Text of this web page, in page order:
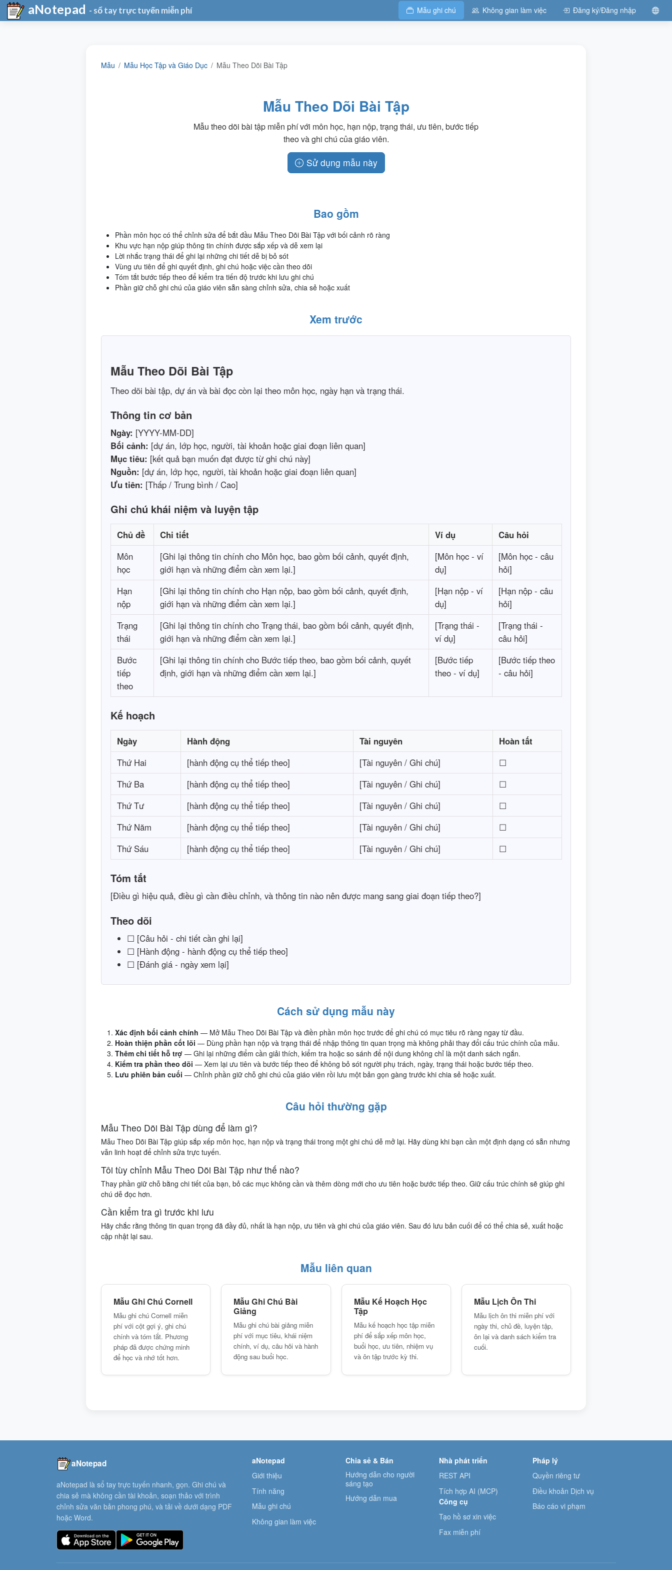
aNotepad - sổ tay trực tuyến miễn phí Mẫu ghi chú Không gian làm việc Đăng ký/Đăng nhập
Mẫu Mẫu Học Tập và Giáo Dục Mẫu Theo Dõi Bài Tập
Mẫu Theo Dõi Bài Tập
Mẫu theo dõi bài tập miễn phí với môn học, hạn nộp, trạng thái, ưu tiên, bước tiếp
theo và ghi chú của giáo viên.
Sử dụng mẫu này
Bao gồm
Phần môn học có thể chỉnh sửa để bắt đầu Mẫu Theo Dõi Bài Tập với bối cảnh rõ ràng
Khu vực hạn nộp giúp thông tin chính được sắp xếp và dễ xem lại
Lời nhắc trạng thái để ghi lại những chi tiết dễ bị bỏ sót
Vùng ưu tiên để ghi quyết định, ghi chú hoặc việc cần theo dõi
Tóm tắt bước tiếp theo để kiểm tra tiến độ trước khi lưu ghi chú
Phần giữ chỗ ghi chú của giáo viên sẵn sàng chỉnh sửa, chia sẻ hoặc xuất
Xem trước
Mẫu Theo Dõi Bài Tập
Theo dõi bài tập, dự án và bài đọc còn lại theo môn học, ngày hạn và trạng thái.
Thông tin cơ bản
Ngày: [YYYY-MM-DD]
Bối cảnh: [dự án, lớp học, người, tài khoản hoặc giai đoạn liên quan]
Mục tiêu: [kết quả bạn muốn đạt được từ ghi chú này]
Nguồn: [dự án, lớp học, người, tài khoản hoặc giai đoạn liên quan]
Ưu tiên: [Thấp / Trung bình / Cao]
Ghi chú khái niệm và luyện tập
Chủ đề Chi tiết Ví dụ
Câu hỏi
Môn
học
[Ghi lại thông tin chính cho Môn học, bao gồm bối cảnh, quyết định,
giới hạn và những điểm cần xem lại.]
[Môn học - ví
dụ]
[Môn học - câu
hỏi]
Hạn
nộp
[Ghi lại thông tin chính cho Hạn nộp, bao gồm bối cảnh, quyết định,
giới hạn và những điểm cần xem lại.]
[Hạn nộp - ví
dụ]
[Hạn nộp - câu
hỏi]
Trạng
thái
[Ghi lại thông tin chính cho Trạng thái, bao gồm bối cảnh, quyết định,
giới hạn và những điểm cần xem lại.]
[Trạng thái -
ví dụ]
[Trạng thái -
câu hỏi]
Bước
tiếp
theo
[Ghi lại thông tin chính cho Bước tiếp theo, bao gồm bối cảnh, quyết
định, giới hạn và những điểm cần xem lại.]
[Bước tiếp
theo - ví dụ]
[Bước tiếp theo
- câu hỏi]
Kế hoạch
Ngày Hành động Tài nguyên
Hoàn tất
Thứ Hai
[hành động cụ thể tiếp theo] [Tài nguyên / Ghi chú]
☐
Thứ Ba
[hành động cụ thể tiếp theo] [Tài nguyên / Ghi chú]
☐
Thứ Tư
[hành động cụ thể tiếp theo] [Tài nguyên / Ghi chú]
☐
Thứ Năm
[hành động cụ thể tiếp theo] [Tài nguyên / Ghi chú]
☐
Thứ Sáu
[hành động cụ thể tiếp theo] [Tài nguyên / Ghi chú] ☐
Tóm tắt
[Điều gì hiệu quả, điều gì cần điều chỉnh, và thông tin nào nên được mang sang giai đoạn tiếp theo?]
Theo dõi
☐ [Câu hỏi - chi tiết cần ghi lại]
☐ [Hành động - hành động cụ thể tiếp theo]
☐ [Đánh giá - ngày xem lại]
Cách sử dụng mẫu này
Xác định bối cảnh chính — Mở Mẫu Theo Dõi Bài Tập và điền phần môn học trước để ghi chú có mục tiêu rõ ràng ngay từ đầu.
Hoàn thiện phần cốt lõi — Dùng phần hạn nộp và trạng thái để nhập thông tin quan trọng mà không phải thay đổi cấu trúc chính của mẫu.
Thêm chi tiết hỗ trợ — Ghi lại những điểm cần giải thích, kiểm tra hoặc so sánh để nội dung không chỉ là một danh sách ngắn.
Kiểm tra phần theo dõi — Xem lại ưu tiên và bước tiếp theo để không bỏ sót người phụ trách, ngày, trạng thái hoặc bước tiếp theo.
Lưu phiên bản cuối — Chỉnh phần giữ chỗ ghi chú của giáo viên rồi lưu một bản gọn gàng trước khi chia sẻ hoặc xuất.
Câu hỏi thường gặp
Mẫu Theo Dõi Bài Tập dùng để làm gì?
Mẫu Theo Dõi Bài Tập giúp sắp xếp môn học, hạn nộp và trạng thái trong một ghi chú dễ mở lại. Hãy dùng khi bạn cần một định dạng có sẵn nhưng
vẫn linh hoạt để chỉnh sửa trực tuyến.
Tôi tùy chỉnh Mẫu Theo Dõi Bài Tập như thế nào?
Thay phần giữ chỗ bằng chi tiết của bạn, bỏ các mục không cần và thêm dòng mới cho ưu tiên hoặc bước tiếp theo. Giữ cấu trúc chính sẽ giúp ghi
chú dễ đọc hơn.
Cần kiểm tra gì trước khi lưu
Hãy chắc rằng thông tin quan trọng đã đầy đủ, nhất là hạn nộp, ưu tiên và ghi chú của giáo viên. Sau đó lưu bản cuối để có thể chia sẻ, xuất hoặc
cập nhật lại sau.
Mẫu liên quan
Mẫu Ghi Chú Cornell
Mẫu ghi chú Cornell miễn
phí với cột gợi ý, ghi chú
chính và tóm tắt. Phương
pháp đã được chứng minh
để học và nhớ tốt hơn.
Mẫu Ghi Chú Bài
Giảng
Mẫu ghi chú bài giảng miễn
phí với mục tiêu, khái niệm
chính, ví dụ, câu hỏi và hành
động sau buổi học.
Mẫu Kế Hoạch Học
Tập
Mẫu kế hoạch học tập miễn
phí để sắp xếp môn học,
buổi học, ưu tiên, nhiệm vụ
và ôn tập trước kỳ thi.
Mẫu Lịch Ôn Thi
Mẫu lịch ôn thi miễn phí với
ngày thi, chủ đề, luyện tập,
ôn lại và danh sách kiểm tra
cuối.
aNotepad
aNotepad là sổ tay trực tuyến nhanh, gọn. Ghi chú và
chia sẻ mà không cần tài khoản, soạn thảo với trình
chỉnh sửa văn bản phong phú, và tải về dưới dạng PDF
hoặc Word.
aNotepad
Giới thiệu
Tính năng
Mẫu ghi chú
Không gian làm việc
Chia sẻ & Bán
Hướng dẫn cho người
sáng tạo
Hướng dẫn mua
Nhà phát triển
REST API
Tích hợp AI (MCP)
Công cụ
Tạo hồ sơ xin việc
Fax miễn phí
Pháp lý
Quyền riêng tư
Điều khoản Dịch vụ
Báo cáo vi phạm